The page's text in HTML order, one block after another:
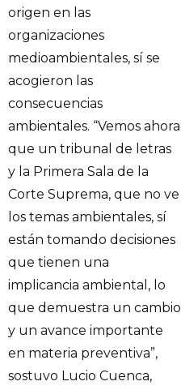
origen en las
organizaciones
medioambientales, sí se
acogieron las
consecuencias
ambientales. “Vemos ahora
que un tribunal de letras
y la Primera Sala de la
Corte Suprema, que no ve
los temas ambientales, sí
están tomando decisiones
que tienen una
implicancia ambiental, lo
que demuestra un cambio
y un avance importante
en materia preventiva”,
sostuvo Lucio Cuenca,